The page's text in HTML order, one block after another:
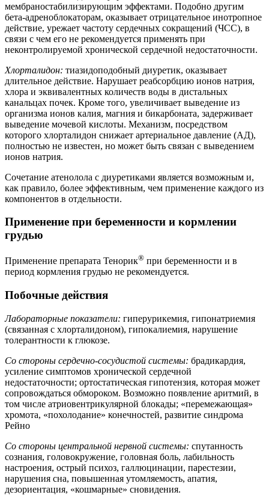
мембраностабилизирующим эффектами. Подобно другим
бета-адреноблокаторам, оказывает отрицательное инотропное
действие, урежает частоту сердечных сокращений (ЧСС), в
связи с чем его не рекомендуется применять при
неконтролируемой хронической сердечной недостаточности.
Хлорталидон: тиазидоподобный диуретик, оказывает
длительное действие. Нарушает реабсорбцию ионов натрия,
хлора и эквивалентных количеств воды в дистальных
канальцах почек. Кроме того, увеличивает выведение из
организма ионов калия, магния и бикарбоната, задерживает
выведение мочевой кислоты. Механизм, посредством
которого хлорталидон снижает артериальное давление (АД),
полностью не известен, но может быть связан с выведением
ионов натрия.
Сочетание атенолола с диуретиками является возможным и,
как правило, более эффективным, чем применение каждого из
компонентов в отдельности.
Применение при беременности и кормлении
грудью
Применение препарата Тенорик® при беременности и в
период кормления грудью не рекомендуется.
Побочные действия
Лабораторные показатели: гиперурикемия, гипонатриемия
(связанная с хлорталидоном), гипокалиемия, нарушение
толерантности к глюкозе.
Со стороны сердечно-сосудистой системы: брадикардия,
усиление симптомов хронической сердечной
недостаточности; ортостатическая гипотензия, которая может
сопровождаться обмороком. Возможно появление аритмий, в
том числе атриовентрикулярной блокады; «перемежающая»
хромота, «похолодание» конечностей, развитие синдрома
Рейно
Со стороны центральной нервной системы: спутанность
сознания, головокружение, головная боль, лабильность
настроения, острый психоз, галлюцинации, парестезии,
нарушения сна, повышенная утомляемость, апатия,
дезориентация, «кошмарные» сновидения.